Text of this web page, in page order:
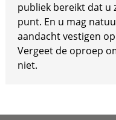
publiek bereikt dat u
punt. En u mag
aandacht vestigen
Vergeet de oproep
niet.